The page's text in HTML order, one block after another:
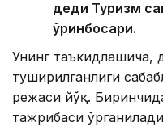
деди Туризм
ўринбосари.
Унинг таъкидлашича,
туширилганлиги
режаси йўқ.
тажрибаси